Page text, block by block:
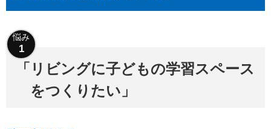
リビングに子どもの学習スペース
をつくりたい